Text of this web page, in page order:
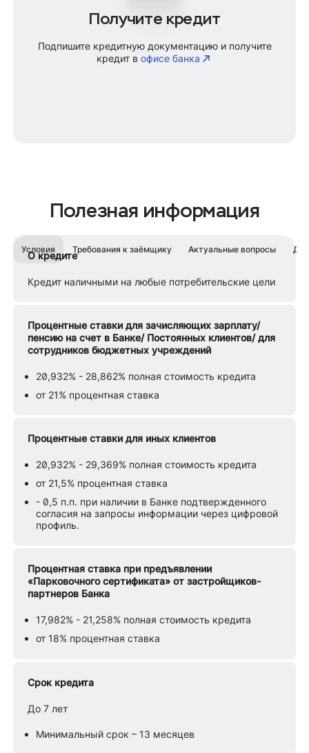
Получите кредит
Подпишите кредитную документацию и получите
кредит в офисе банка
Полезная информация
Условия Требования к заёмщику Актуальные вопросы
О кредите
Кредит наличными на любые потребительские цели
Процентные ставки для зачисляющих зарплату/
пенсию на счет в Банке/ Постоянных клиентов/ для
сотрудников бюджетных учреждений
20,932% - 28,862% полная стоимость кредита
от 21% процентная ставка
Процентные ставки для иных клиентов
20,932% - 29,369% полная стоимость кредита
от 21,5% процентная ставка
- 0,5 п.п. при наличии в Банке подтвержденного
согласия на запросы информации через цифровой
профиль.
Процентная ставка при предъявлении
«Парковочного сертификата» от застройщиков-
партнеров Банка
17,982% - 21,258% полная стоимость кредита
от 18% процентная ставка
Срок кредита
До 7 лет
Минимальный срок – 13 месяцев